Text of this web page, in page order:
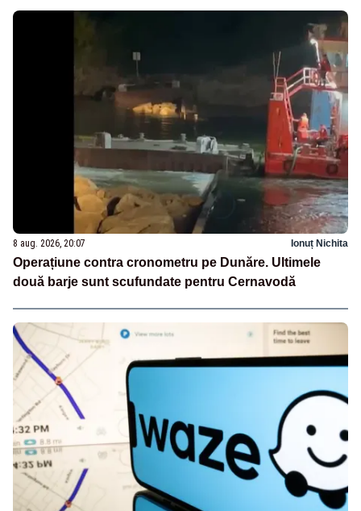
8 aug. 2026, 20:07 Ionuț Nichita
Operațiune contra cronometru pe Dunăre. Ultimele
două barje sunt scufundate pentru Cernavodă